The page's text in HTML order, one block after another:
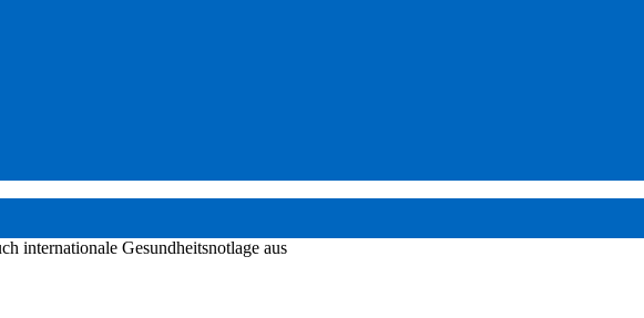
internationale Gesundheitsnotlage aus